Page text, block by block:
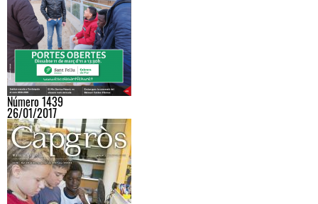
Número 1439
26/01/2017